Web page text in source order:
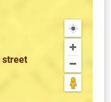
street